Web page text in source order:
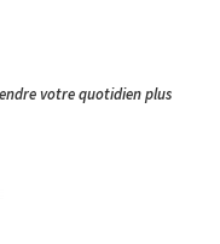
votre quotidien plus